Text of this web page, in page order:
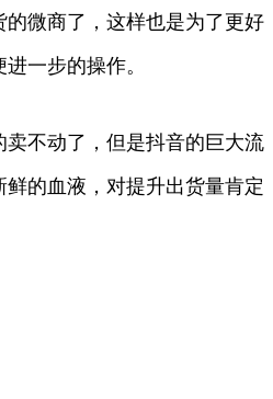
微商了，这样也是为了更好
一步的操作。
卖不动了，但是抖音的巨大流
的血液，对提升出货量肯定